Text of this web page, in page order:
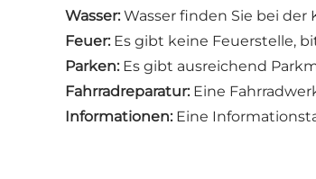
Wasser: Wasser finden Sie bei der
Feuer: Es gibt keine Feuerstelle,
Parken: Es gibt ausreichend
Fahrradreparatur: Eine
Informationen: Eine